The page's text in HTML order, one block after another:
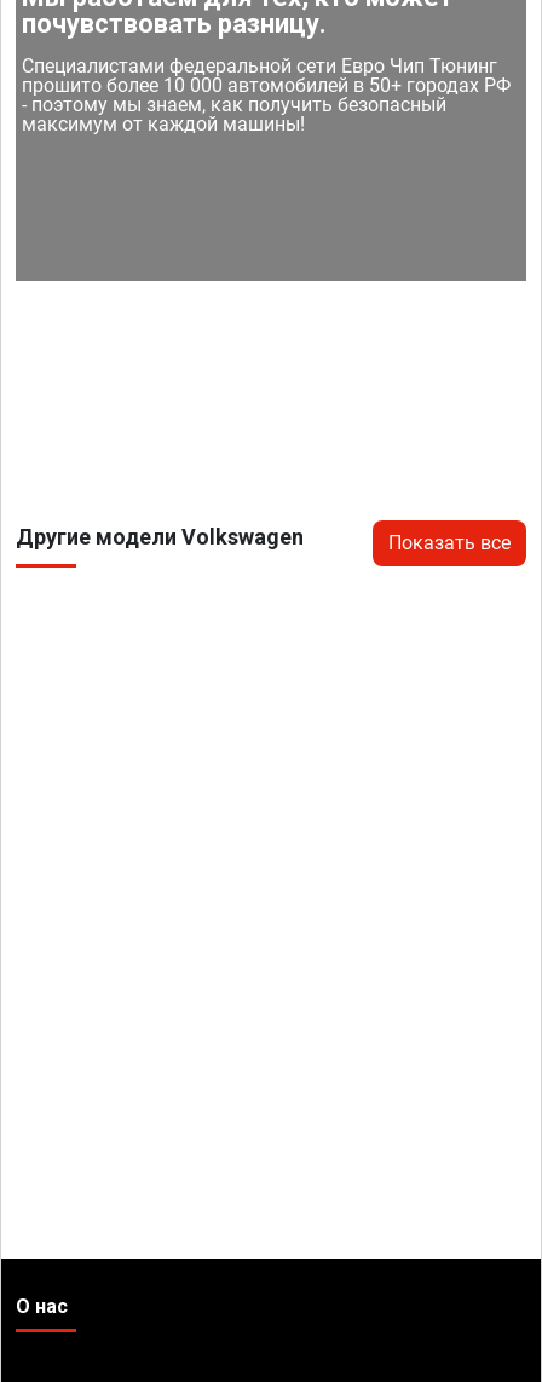
почувствовать разницу.
Специалистами федеральной сети Евро Чип Тюнинг
прошито более 10 000 автомобилей в 50+ городах РФ
- поэтому мы знаем, как получить безопасный
максимум от каждой машины!
Другие модели Volkswagen Показать все
О нас